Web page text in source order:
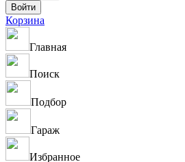
Корзина
Главная
Поиск
Подбор
Гараж
Избранное